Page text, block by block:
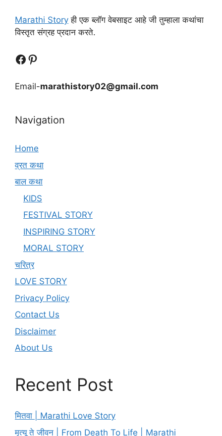
Marathi Story ही एक ब्लॉग वेबसाइट आहे जी तुम्हाला कथांचा
विस्तृत संग्रह प्रदान करते.
Follow UsFollow us
Email-marathistory02@gmail.com
Navigation
Home
व्रत कथा
बाल कथा
KIDS
FESTIVAL STORY
INSPIRING STORY
MORAL STORY
चरित्र
LOVE STORY
Privacy Policy
Contact Us
Disclaimer
About Us
Recent Post
मितवा | Marathi Love Story
मृत्यू ते जीवन | From Death To Life | Marathi